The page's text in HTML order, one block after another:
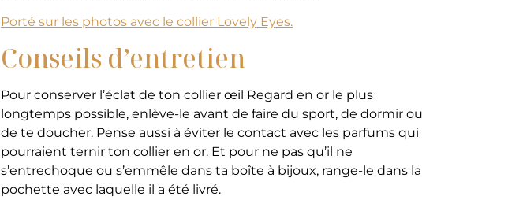
Porté sur les photos avec le collier Lovely Eyes.
Conseils d’entretien
Pour conserver l’éclat de ton collier œil Regard en or le plus
longtemps possible, enlève-le avant de faire du sport, de dormir ou
de te doucher. Pense aussi à éviter le contact avec les parfums qui
pourraient ternir ton collier en or. Et pour ne pas qu’il ne
s’entrechoque ou s’emmêle dans ta boîte à bijoux, range-le dans la
pochette avec laquelle il a été livré.